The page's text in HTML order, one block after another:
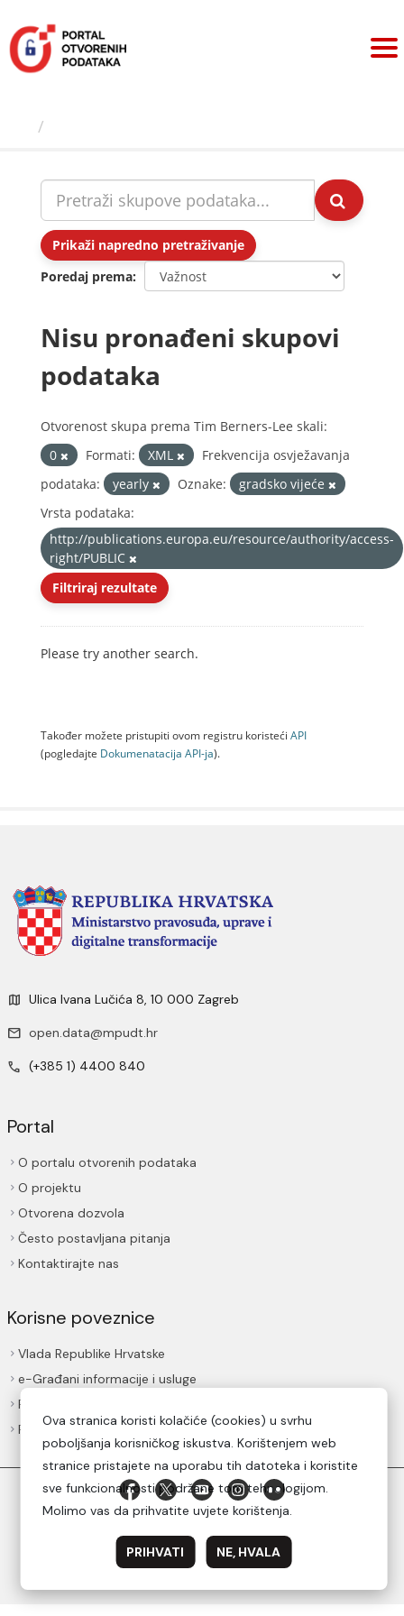
sadržaj
Prikaži napredno pretraživanje
Poredaj prema
Nisu pronađeni skupovi
podataka
Otvorenost skupa prema Tim Berners-Lee skali:
0
Formati: XML
Frekvencija osvježavanja
podataka:
yearly Oznake:
gradsko vijeće
Vrsta podataka:
http://publications.europa.eu/resource/authority/access-
right/PUBLIC
Filtriraj rezultate
Please try another search.
Također možete pristupiti ovom registru koristeći API
(pogledajte Dokumenаtаcijа API-jа).